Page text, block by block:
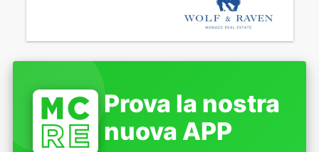
Prova la nostra
nuova APP